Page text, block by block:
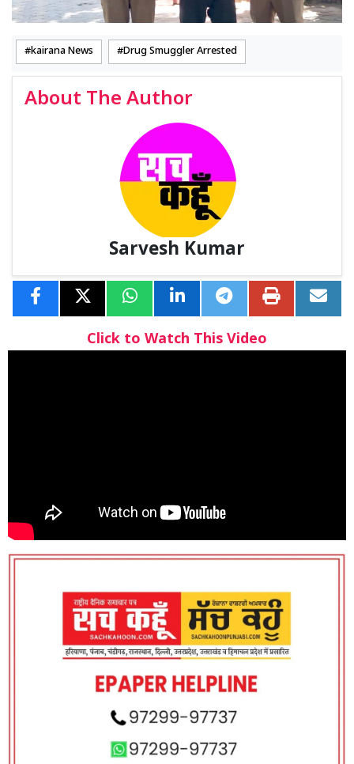
kairana News Drug Smuggler Arrested
About The Author
Sarvesh Kumar
Click to Watch This Video